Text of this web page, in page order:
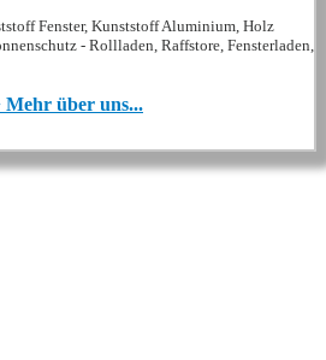
Fenster, Kunststoff Aluminium, Holz
- Rollladen, Raffstore, Fensterladen,
Mehr über uns...